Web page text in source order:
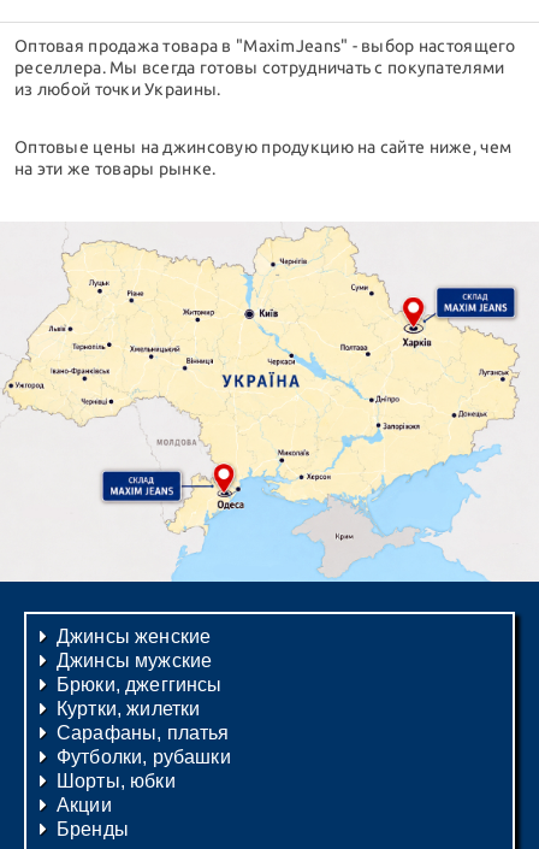
Оптовая продажа товара в "MaximJeans" - выбор настоящего
реселлера. Мы всегда готовы сотрудничать с покупателями
из любой точки Украины.
Оптовые цены на джинсовую продукцию на сайте ниже, чем
на эти же товары рынке.
Джинсы женские
Джинсы мужские
Брюки, джеггинсы
Куртки, жилетки
Сарафаны, платья
Футболки, рубашки
Шорты, юбки
Акции
Бренды